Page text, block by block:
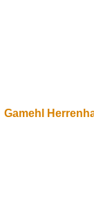
Gamehl